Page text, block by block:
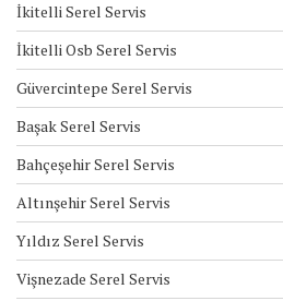
İkitelli Serel Servis
İkitelli Osb Serel Servis
Güvercintepe Serel Servis
Başak Serel Servis
Bahçeşehir Serel Servis
Altınşehir Serel Servis
Yıldız Serel Servis
Vişnezade Serel Servis